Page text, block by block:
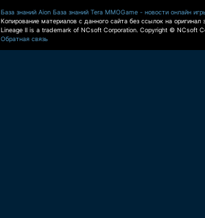
База знаний Aion База знаний Tera MMOGame - новости онлайн
Копирование материалов с данного сайта без ссылок на оригинал
Lineage II is a trademark of NCsoft Corporation. Copyright © NCsoft
Обратная связь